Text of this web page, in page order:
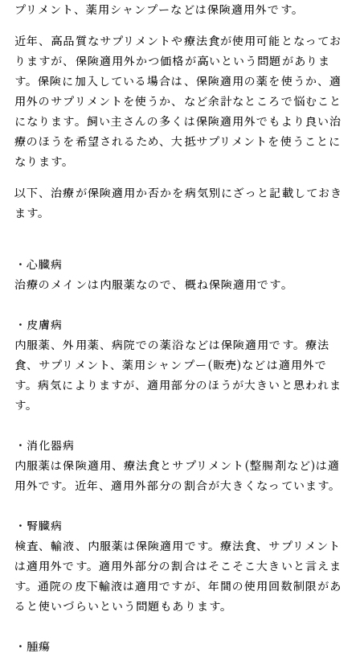
プリメント、薬用シャンプーなどは保険適用外です。
近年、高品質なサプリメントや療法食が使用可能となってお
りますが、保険適用外かつ価格が高いという問題がありま
す。保険に加入している場合は、保険適用の薬を使うか、適
用外のサプリメントを使うか、など余計なところで悩むこと
になります。飼い主さんの多くは保険適用外でもより良い治
療のほうを希望されるため、大抵サプリメントを使うことに
なります。
以下、治療が保険適用か否かを病気別にざっと記載しておき
ます。
・心臓病
治療のメインは内服薬なので、概ね保険適用です。
・皮膚病
内服薬、外用薬、病院での薬浴などは保険適用です。療法
食、サプリメント、薬用シャンプー(販売)などは適用外で
す。病気によりますが、適用部分のほうが大きいと思われま
す。
・消化器病
内服薬は保険適用、療法食とサプリメント(整腸剤など)は適
用外です。近年、適用外部分の割合が大きくなっています。
・腎臓病
検査、輸液、内服薬は保険適用です。療法食、サプリメント
は適用外です。適用外部分の割合はそこそこ大きいと言えま
す。通院の皮下輸液は適用ですが、年間の使用回数制限があ
ると使いづらいという問題もあります。
・腫瘍